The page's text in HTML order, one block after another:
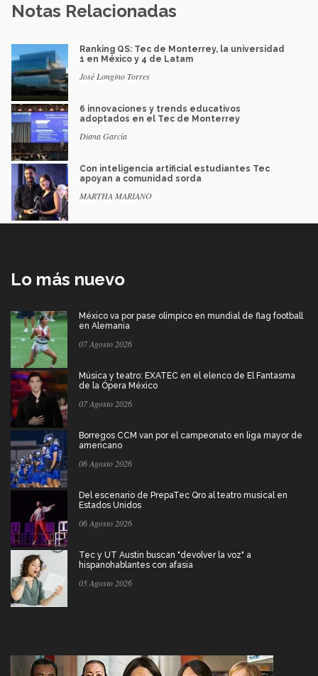
Notas Relacionadas
Ranking QS: Tec de Monterrey, la universidad
1 en México y 4 de Latam
José Longino Torres
6 innovaciones y trends educativos
adoptados en el Tec de Monterrey
Diana García
Con inteligencia artificial estudiantes Tec
apoyan a comunidad sorda
MARTHA MARIANO
Lo más nuevo
México va por pase olímpico en mundial de flag football
en Alemania
07 Agosto 2026
Música y teatro: EXATEC en el elenco de El Fantasma
de la Ópera México
07 Agosto 2026
Borregos CCM van por el campeonato en liga mayor de
americano
06 Agosto 2026
Del escenario de PrepaTec Qro al teatro musical en
Estados Unidos
06 Agosto 2026
Tec y UT Austin buscan "devolver la voz" a
hispanohablantes con afasia
05 Agosto 2026